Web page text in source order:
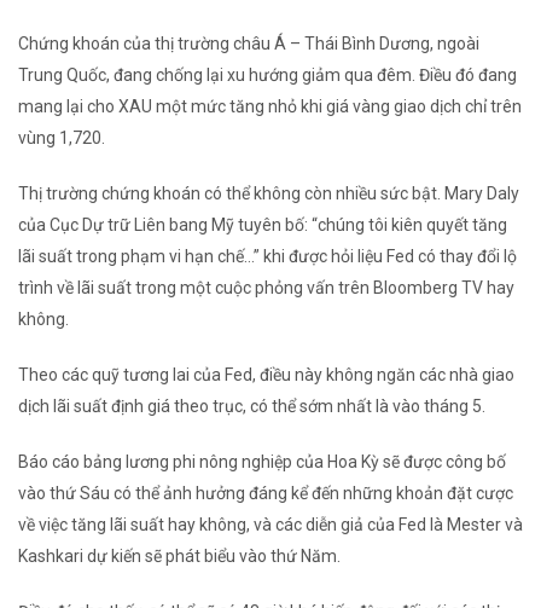
Chứng khoán của thị trường châu Á – Thái Bình Dương, ngoài
Trung Quốc, đang chống lại xu hướng giảm qua đêm. Điều đó đang
mang lại cho XAU một mức tăng nhỏ khi giá vàng giao dịch chỉ trên
vùng 1,720.
Thị trường chứng khoán có thể không còn nhiều sức bật. Mary Daly
của Cục Dự trữ Liên bang Mỹ tuyên bố: “chúng tôi kiên quyết tăng
lãi suất trong phạm vi hạn chế…” khi được hỏi liệu Fed có thay đổi lộ
trình về lãi suất trong một cuộc phỏng vấn trên Bloomberg TV hay
không.
Theo các quỹ tương lai của Fed, điều này không ngăn các nhà giao
dịch lãi suất định giá theo trục, có thể sớm nhất là vào tháng 5.
Báo cáo bảng lương phi nông nghiệp của Hoa Kỳ sẽ được công bố
vào thứ Sáu có thể ảnh hưởng đáng kể đến những khoản đặt cược
về việc tăng lãi suất hay không, và các diễn giả của Fed là Mester và
Kashkari dự kiến ​​sẽ phát biểu vào thứ Năm.